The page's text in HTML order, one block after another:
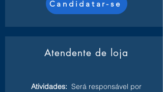
Candidatar-se
Atendente de loja
Atividades: Será responsável por